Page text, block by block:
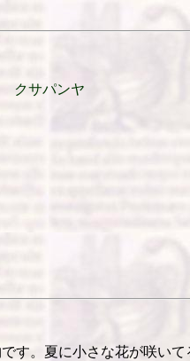
クサパンヤ
す。夏に小さな花が咲いて